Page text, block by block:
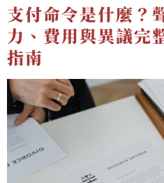
支付命令是什麼？
力、費用與異議完
指南